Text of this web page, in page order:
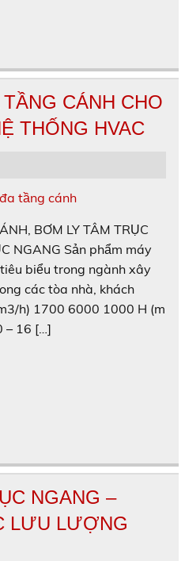
CÁNH CHO
THỐNG HVAC
BƠM LY TÂM TRỤC
NGANG Sản phẩm máy
biểu trong ngành xây
các tòa nhà, khách
h) 1700 6000 1000 H (m
– 16 […]
NGANG –
LƯU LƯỢNG